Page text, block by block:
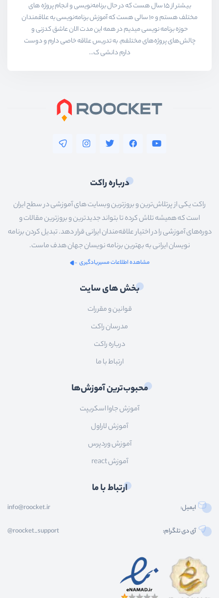
بیشتر از ۱۵ سال هست که در حال برنامه‌نویسی و انجام پروژه های
مختلف هستم و ۱۰ سالی هست که آموزش برنامه‌نویسی به علاقمندان
حوزه برنامه نویسی میدیم در همه این مدت الان عاشق کدزنی و
چالش‌های پروژه‌های مختلفم. به تدریس علاقه خاصی دارم و دوست
دارم دانشی ک...
درباره راکت
راکت یکی از پرتلاش‌ترین و بروزترین وبسایت های آموزشی در سطح ایران
است که همیشه تلاش کرده تا بتواند جدیدترین و بروزترین مقالات و
دوره‌های آموزشی را در اختیار علاقه‌مندان ایرانی قرار دهد. تبدیل کردن برنامه
نویسان ایرانی به بهترین برنامه نویسان جهان هدف ماست.
مشاهده اطلاعات مسیریادگیری
بخش های سایت
قوانین و مقررات
مدرسان راکت
درباره راکت
ارتباط با ما
محبوب‌ترین آموزش‌ها
آموزش جاوا اسکریپت
آموزش لاراول
آموزش وردپرس
آموزش react
ارتباط با ما
ایمیل: info@roocket.ir
آی دی تلگرام: @roocket_support